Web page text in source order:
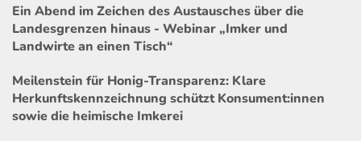
Ein Abend im Zeichen des Austausches über die
Landesgrenzen hinaus - Webinar „Imker und
Landwirte an einen Tisch“
Meilenstein für Honig-Transparenz: Klare
Herkunftskennzeichnung schützt Konsument:innen
sowie die heimische Imkerei